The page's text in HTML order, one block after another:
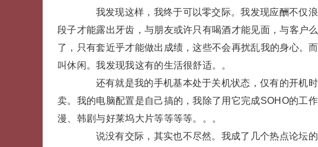
我发现这样，我终于可以零交际。我发现应酬不仅浪
段子才能露出牙齿，与朋友或许只有喝酒才能见面，与客户
了，只有套近乎才能做出成绩，这些不会再扰乱我的身心。
叫休闲。我发现我这有的生活很舒适。。
还有就是我的手机基本处于关机状态，仅有的开机时
卖。我的电脑配置是自己搞的，我除了用它完成SOHO的工
漫、韩剧与好莱坞大片等等等等。。。
说没有交际，其实也不尽然。我成了几个热点论坛的